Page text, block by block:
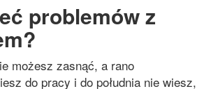
problemów z
możesz zasnąć, a rano
do pracy i do południa nie wiesz,